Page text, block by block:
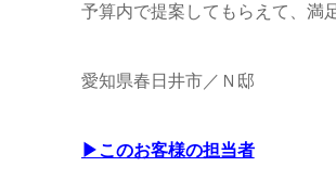
予算内で提案してもらえて、満
愛知県春日井市／Ｎ邸
▶このお客様の担当者